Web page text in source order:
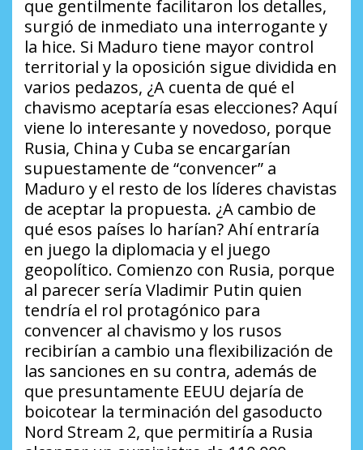
que gentilmente facilitaron los detalles,
surgió de inmediato una interrogante y
la hice. Si Maduro tiene mayor control
territorial y la oposición sigue dividida en
varios pedazos, ¿A cuenta de qué el
chavismo aceptaría esas elecciones?Aquí
viene lo interesante y novedoso, porque
Rusia, China y Cuba se encargarían
supuestamente de “convencer” a
Maduro y el resto de los líderes chavistas
de aceptar la propuesta. ¿A cambio de
qué esos países lo harían?Ahí entraría
en juego la diplomacia y el juego
geopolítico. Comienzo con Rusia, porque
al parecer sería Vladimir Putin quien
tendría el rol protagónico para
convencer al chavismo y los rusos
recibirían a cambio una flexibilización de
las sanciones en su contra, además de
que presuntamente EEUU dejaría de
boicotear la terminación del gasoducto
Nord Stream 2, que permitiría a Rusia